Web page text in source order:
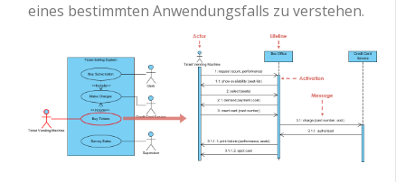
eines bestimmten Anwendungsfalls zu verstehen.